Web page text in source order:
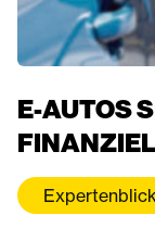
E-AUTOS
Expertenblick